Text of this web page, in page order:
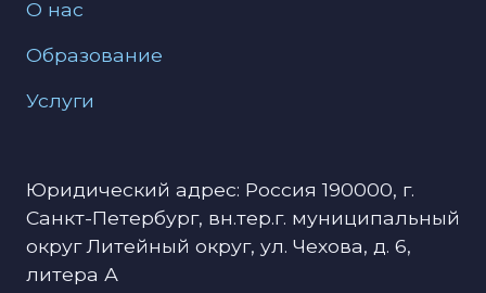
О нас
Образование
Услуги
Юридический адрес: Россия 190000, г.
Санкт-Петербург, вн.тер.г. муниципальный
округ Литейный округ, ул. Чехова, д. 6,
литера А